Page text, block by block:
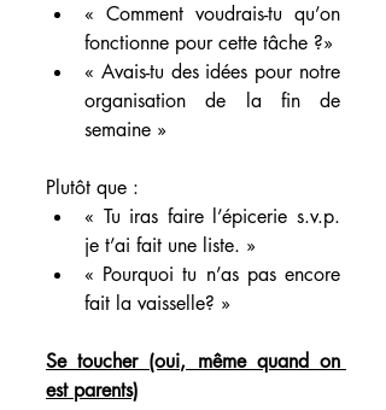
« Comment voudrais-tu qu’on
fonctionne pour cette tâche ?»
« Avais-tu des idées pour notre
organisation de la fin de
semaine »
Plutôt que :
« Tu iras faire l’épicerie s.v.p.
je t’ai fait une liste. »
« Pourquoi tu n’as pas encore
fait la vaisselle? »
Se toucher (oui, même quand on
est parents)